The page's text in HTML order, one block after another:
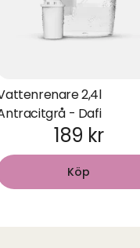
2,4l
- Dafi
189 kr
Köp